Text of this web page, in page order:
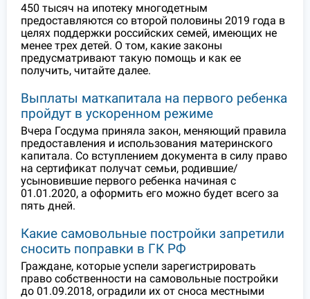
450 тысяч на ипотеку многодетным
предоставляются со второй половины 2019 года в
целях поддержки российских семей, имеющих не
менее трех детей. О том, какие законы
предусматривают такую помощь и как ее
получить, читайте далее.
Выплаты маткапитала на первого ребенка
пройдут в ускоренном режиме
Вчера Госдума приняла закон, меняющий правила
предоставления и использования материнского
капитала. Со вступлением документа в силу право
на сертификат получат семьи, родившие/
усыновившие первого ребенка начиная с
01.01.2020, а оформить его можно будет всего за
пять дней.
Какие самовольные постройки запретили
сносить поправки в ГК РФ
Граждане, которые успели зарегистрировать
право собственности на самовольные постройки
до 01.09.2018, оградили их от сноса местными